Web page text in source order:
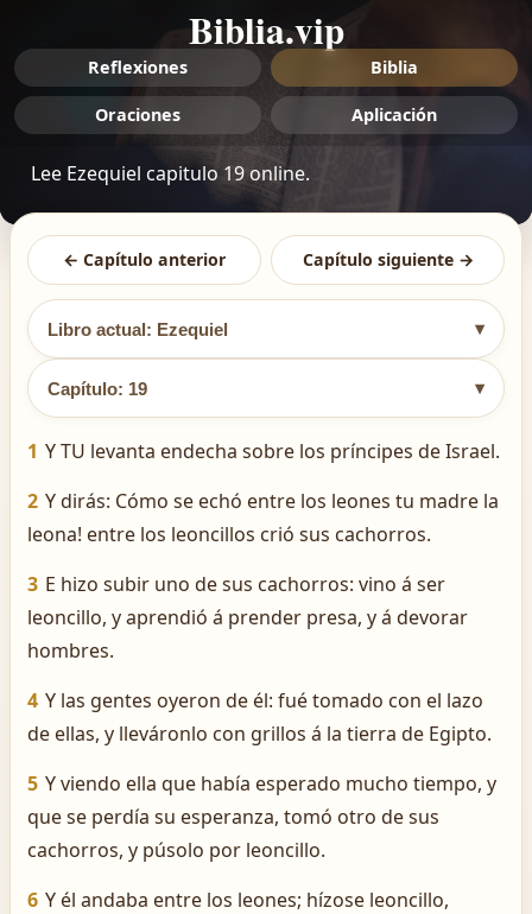
Biblia.vip
Reflexiones Biblia
Oraciones Aplicación
Lee Ezequiel capitulo 19 online.
← Capítulo anterior Capítulo siguiente →
Libro actual: Ezequiel ▾
Capítulo: 19 ▾
1 Y TU levanta endecha sobre los príncipes de Israel.
2 Y dirás: ­Cómo se echó entre los leones tu madre la
leona! entre los leoncillos crió sus cachorros.
3 E hizo subir uno de sus cachorros: vino á ser
leoncillo, y aprendió á prender presa, y á devorar
hombres.
4 Y las gentes oyeron de él: fué tomado con el lazo
de ellas, y lleváronlo con grillos á la tierra de Egipto.
5 Y viendo ella que había esperado mucho tiempo, y
que se perdía su esperanza, tomó otro de sus
cachorros, y púsolo por leoncillo.
6 Y él andaba entre los leones; hízose leoncillo,